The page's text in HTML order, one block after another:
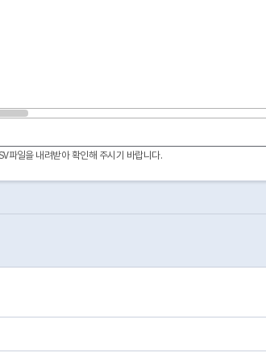
파일을 내려받아 확인해 주시기 바랍니다.